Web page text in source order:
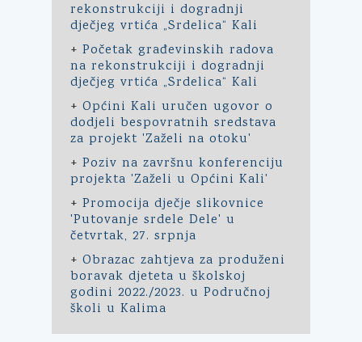
rekonstrukciji i dogradnji
dječjeg vrtića „Srdelica“ Kali
+ Početak građevinskih radova
na rekonstrukciji i dogradnji
dječjeg vrtića „Srdelica“ Kali
+ Općini Kali uručen ugovor o
dodjeli bespovratnih sredstava
za projekt 'Zaželi na otoku'
+ Poziv na završnu konferenciju
projekta 'Zaželi u Općini Kali'
+ Promocija dječje slikovnice
'Putovanje srdele Dele' u
četvrtak, 27. srpnja
+ Obrazac zahtjeva za produženi
boravak djeteta u školskoj
godini 2022./2023. u Područnoj
školi u Kalima